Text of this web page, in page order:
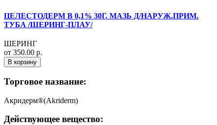
ЦЕЛЕСТОДЕРМ В 0,1% 30Г. МАЗЬ Д/НАРУЖ.ПРИМ.
ТУБА /ШЕРИНГ-ПЛАУ/
ШЕРИНГ
от 350.00 р.
В корзину
Торговое название:
Акридерм®(Akriderm)
Действующее вещество: